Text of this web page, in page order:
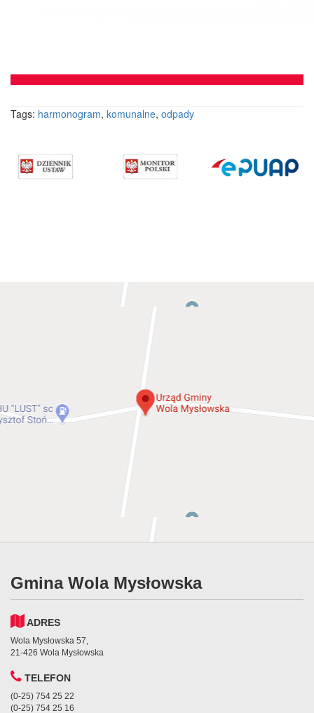
Tags: harmonogram, komunalne, odpady
Gmina Wola Mysłowska
ADRES
Wola Mysłowska 57,
21-426 Wola Mysłowska
TELEFON
(0-25) 754 25 22
(0-25) 754 25 16